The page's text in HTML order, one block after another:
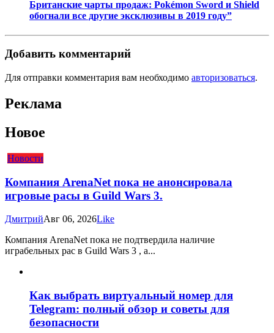
Британские чарты продаж: Pokémon Sword и Shield
обогнали все другие эксклюзивы в 2019 году”
Добавить комментарий
Для отправки комментария вам необходимо авторизоваться.
Реклама
Новое
Новости
Компания ArenaNet пока не анонсировала
игровые расы в Guild Wars 3.
ДмитрийАвг 06, 2026Like
Компания ArenaNet пока не подтвердила наличие
играбельных рас в Guild Wars 3 , а...
Как выбрать виртуальный номер для
Telegram: полный обзор и советы для
безопасности